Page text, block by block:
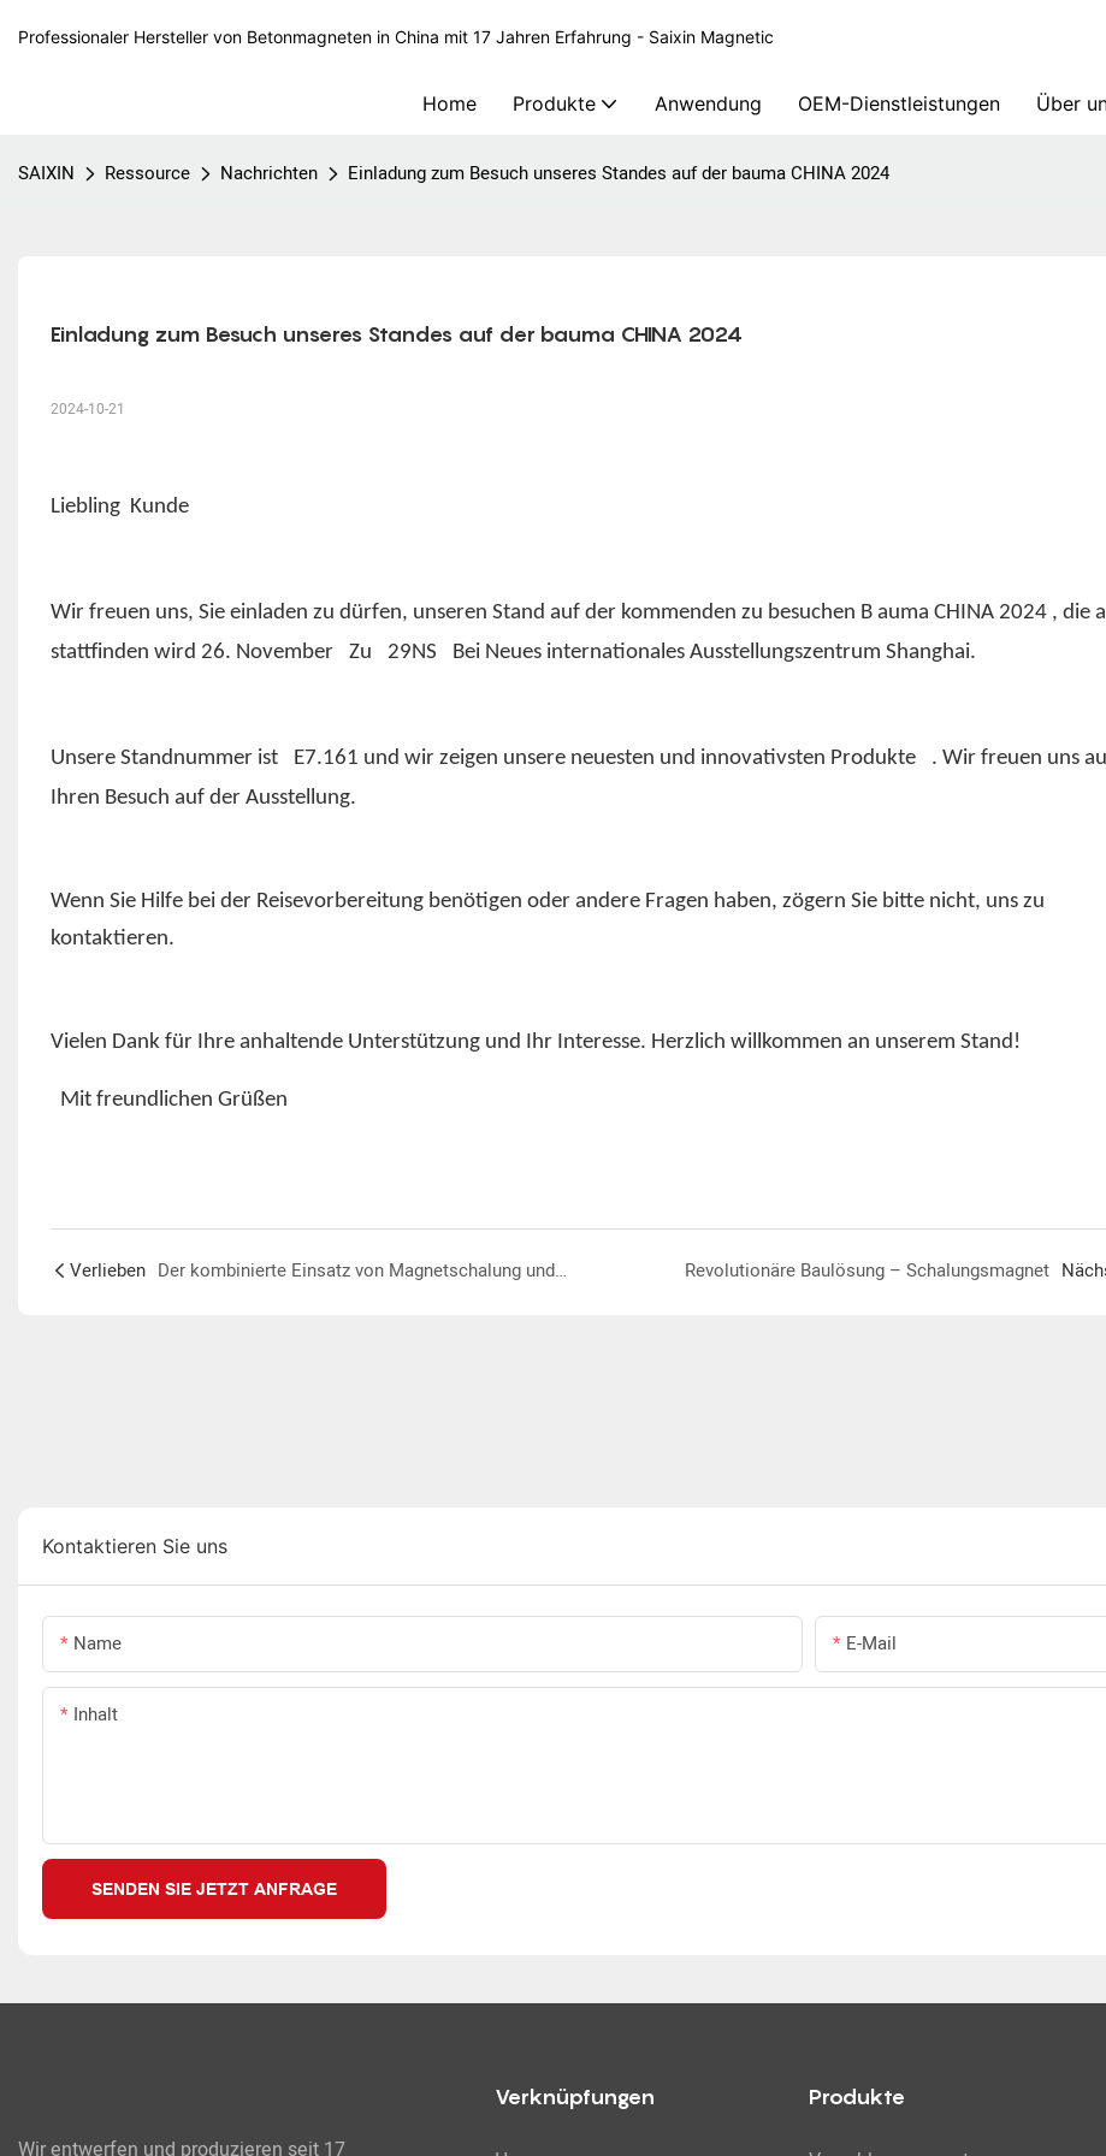
Professionaler Hersteller von Betonmagneten in China mit 17 Jahren Erfahrung - Saixin Magnetic
Home Produkte Anwendung OEM-Dienstleistungen Über
SAIXIN Ressource Nachrichten Einladung zum Besuch unseres Standes auf der bauma CHINA 2024
Einladung zum Besuch unseres Standes auf der bauma CHINA 2024
2024-10-21
Liebling Kunde
Wir freuen uns, Sie einladen zu dürfen, unseren Stand auf der kommenden zu besuchen Bauma CHINA 2024 , die
stattfinden wird 26. November Zu 29NS Bei Neues internationales Ausstellungszentrum Shanghai.
Unsere Standnummer ist E7.161 und wir zeigen unsere neuesten und innovativsten Produkte
. Wir freuen uns
Ihren Besuch auf der Ausstellung.
Wenn Sie Hilfe bei der Reisevorbereitung benötigen oder andere Fragen haben, zögern Sie bitte nicht, uns zu
kontaktieren.
Vielen Dank für Ihre anhaltende Unterstützung und Ihr Interesse. Herzlich willkommen an unserem Stand!
Mit freundlichen Grüßen
Verlieben Der kombinierte Einsatz von Magnetschalung und Magnetfasenleiste Revolutionäre Baulösung – Schalungsmagnet
Kontaktieren Sie uns
Name E-Mail
Inhalt
SENDEN SIE JETZT ANFRAGE
Verknüpfungen Produkte